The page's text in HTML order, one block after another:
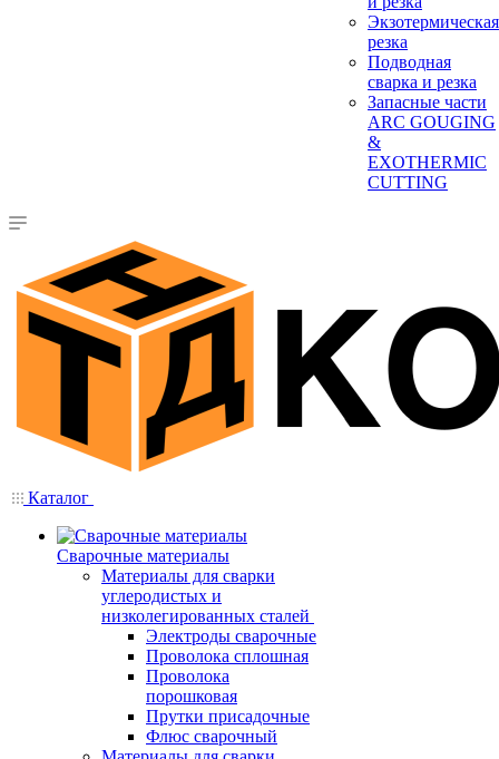
Экзотермическая
резка
Подводная
сварка и резка
Запасные части
ARC GOUGING
&
EXOTHERMIC
CUTTING
Каталог
Сварочные материалы
Материалы для сварки
углеродистых и
низколегированных сталей
Электроды сварочные
Проволока сплошная
Проволока
порошковая
Прутки присадочные
Флюс сварочный